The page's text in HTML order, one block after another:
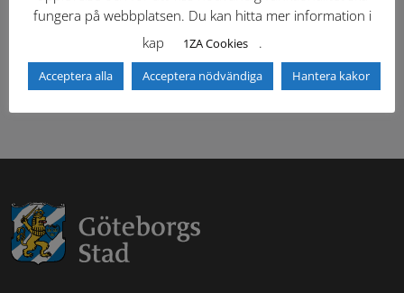
Tidigare versioner Nyheter
Säkerhetsordningen
fungera på webbplatsen. Du kan hitta mer information i
kap
1ZA Cookies .
Acceptera alla Acceptera nödvändiga Hantera kakor